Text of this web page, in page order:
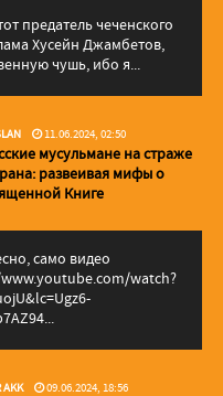
предатель чеченского
Хусейн Джамбетов,
чушь, ибо я...
11.06.2024, 02:50
мусульмане на страже
pазвеивая мифы о
Книге
само видео
watch?
AKK 09.06.2024, 18:56